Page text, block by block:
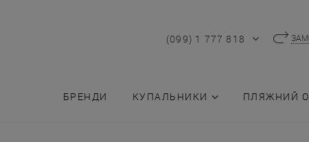
(099) 1 777 818
БРЕНДИ КУПАЛЬНИКИ ПЛЯЖНИЙ